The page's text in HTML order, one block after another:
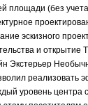
площади (без
эскизного
и открытие
Экстерьер
реализовать
уровень центра